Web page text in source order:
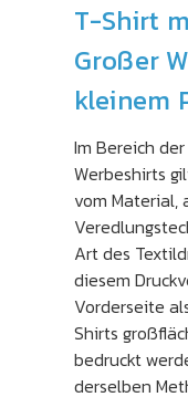
T-Shirt
Großer
kleinem
Im Bereich
Werbeshirts
vom Material,
Art des
diesem
Vorderseite
Shirts
bedruckt
derselben